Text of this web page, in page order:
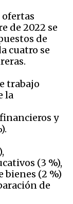
ofertas
de 2022 se
de
cuatro se
trabajo
la
y
(3 %),
(2 %)
de